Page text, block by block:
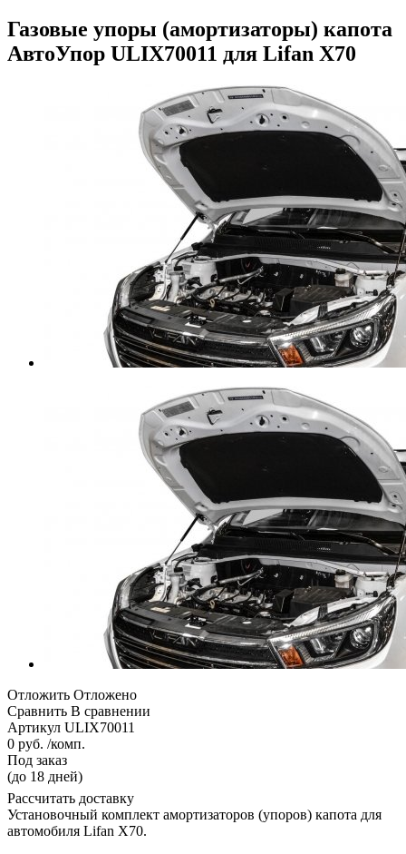
Газовые упоры (амортизаторы) капота
АвтоУпор ULIX70011 для Lifan X70
Отложить Отложено
Сравнить В сравнении
Артикул ULIX70011
0 руб. /комп.
Под заказ
(до 18 дней)
Рассчитать доставку
Установочный комплект амортизаторов (упоров) капота для
автомобиля Lifan X70.